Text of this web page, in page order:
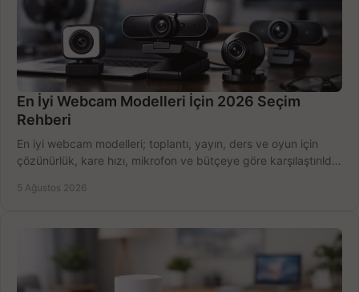
En İyi Webcam Modelleri İçin 2026 Seçim
Rehberi
En iyi webcam modelleri; toplantı, yayın, ders ve oyun için
çözünürlük, kare hızı, mikrofon ve bütçeye göre karşılaştırıldı.
5 Ağustos 2026